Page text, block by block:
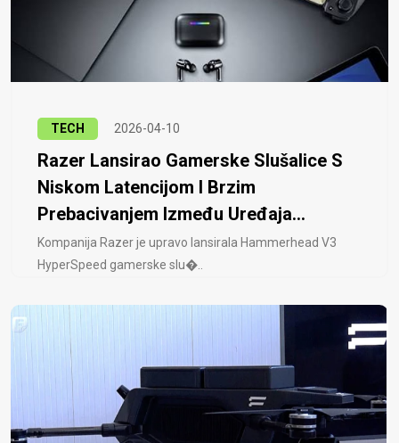
TECH 2026-04-10
Razer Lansirao Gamerske Slušalice S
Niskom Latencijom I Brzim
Prebacivanjem Između Uređaja...
Kompanija Razer je upravo lansirala Hammerhead V3
HyperSpeed ​​gamerske slu�..